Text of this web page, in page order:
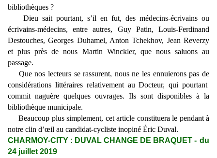
bibliothèques ?
Dieu sait pourtant, s’il en fut, des médecins-écrivains ou
écrivains-médecins, entre autres, Guy Patin, Louis-Ferdinand
Destouches, Georges Duhamel, Anton Tchekhov, Jean Reverzy
et plus près de nous Martin Winckler, que nous saluons au
passage.
Que nos lecteurs se rassurent, nous ne les ennuierons pas de
considérations littéraires relativement au Docteur, qui pourtant
commit naguère quelques ouvrages. Ils sont disponibles à la
bibliothèque municipale.
Beaucoup plus simplement, cet article constituera le pendant à
notre clin d’œil au candidat-cycliste inopiné Éric Duval.
CHARMOY-CITY : DUVAL CHANGE DE BRAQUET - du
24 juillet 2019